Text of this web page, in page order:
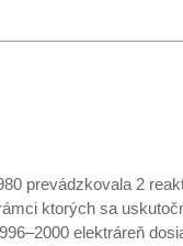
prevádzkovala 2
ktorých sa
elektráreň